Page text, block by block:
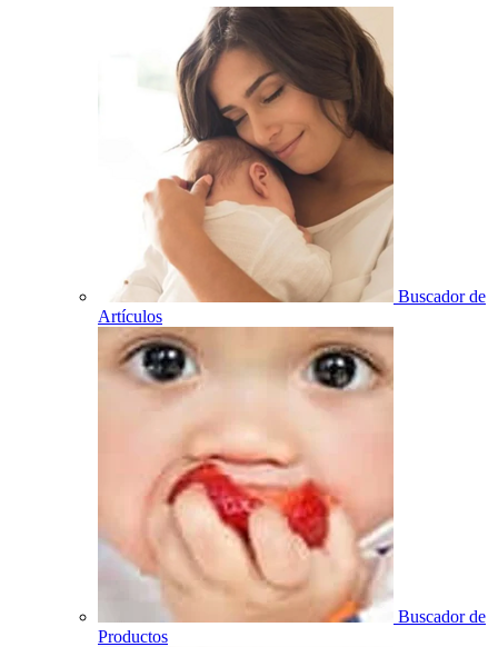
Buscador de
Artículos
Buscador de
Productos